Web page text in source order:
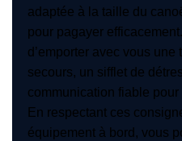
adaptée à la taille du
pour pagayer
d’emporter avec vous une
secours, un sifflet de
communication fiable pour
En respectant ces
équipement à bord, vous